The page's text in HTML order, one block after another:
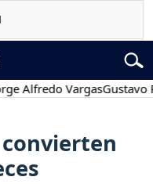
VargasGustavo Petro